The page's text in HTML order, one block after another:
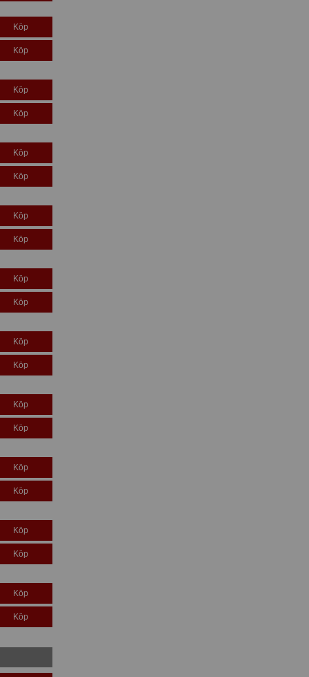
Köp
Köp
Köp
Köp
Köp
Köp
Köp
Köp
Köp
Köp
Köp
Köp
Köp
Köp
Köp
Köp
Köp
Köp
Köp
Köp